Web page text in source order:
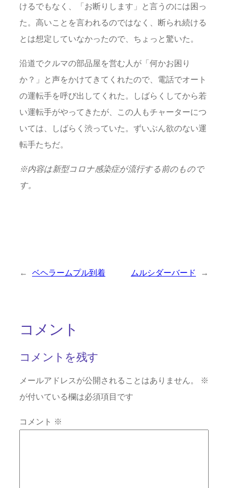
けるでもなく、「お断りします」と言うのには困っ
た。高いことを言われるのではなく、断られ続ける
とは想定していなかったので、ちょっと驚いた。
沿道でクルマの部品屋を営む人が「何かお困り
か？」と声をかけてきてくれたので、電話でオート
の運転手を呼び出してくれた。しばらくしてから若
い運転手がやってきたが、この人もチャーターにつ
いては、しばらく渋っていた。ずいぶん欲のない運
転手たちだ。
※内容は新型コロナ感染症が流行する前のもので
す。
← ベヘラームプル到着 ムルシダーバード →
コメント
コメントを残す
メールアドレスが公開されることはありません。
※
が付いている欄は必須項目です
コメント ※